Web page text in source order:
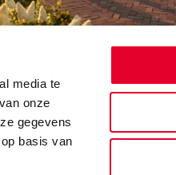
media te
onze
gegevens
basis van